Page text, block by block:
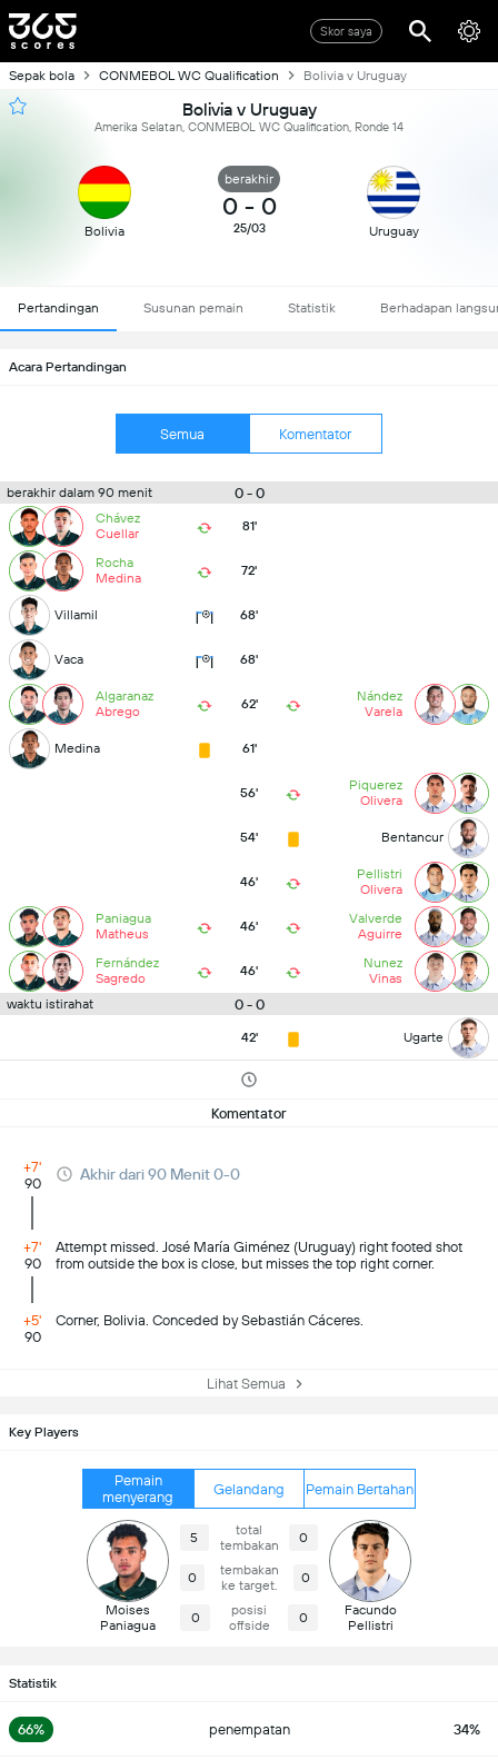
Skor saya
Sepak bola CONMEBOL WC Qualification Bolivia v Uruguay
Bolivia v Uruguay
Amerika Selatan, CONMEBOL WC Qualification, Ronde 14
Bolivia
berakhir
0 - 0
25/03 Uruguay
Pertandingan Susunan pemain Statistik Berhadapan
Acara Pertandingan
Semua Komentator
berakhir dalam 90 menit 0 - 0
Chávez
Cuellar
81'
Rocha
Medina
72'
Villamil 68'
Vaca 68'
Algaranaz
Abrego
62'
Nández
Varela
Medina 61'
56'
Piquerez
Olivera
54' Bentancur
46'
Pellistri
Olivera
Paniagua
Matheus
46'
Valverde
Aguirre
Fernández
Sagredo
46'
Nunez
Vinas
waktu istirahat
0 - 0
42' Ugarte
Komentator
+7'
90
Akhir dari 90 Menit 0-0
+7'
90
Attempt missed. José María Giménez (Uruguay) right footed shot
from outside the box is close, but misses the top right corner.
+5'
90
Corner, Bolivia. Conceded by Sebastián Cáceres.
Lihat Semua
Key Players
Pemain
menyerang
Gelandang Pemain Bertahan
Moises
Paniagua
5
total
tembakan
0
0
tembakan
ke target.
0
0
posisi
offside
0
Facundo
Pellistri
Statistik
66% penempatan 34%